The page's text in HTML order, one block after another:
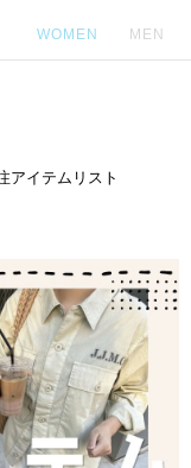
WOMEN MEN
アイテムリスト